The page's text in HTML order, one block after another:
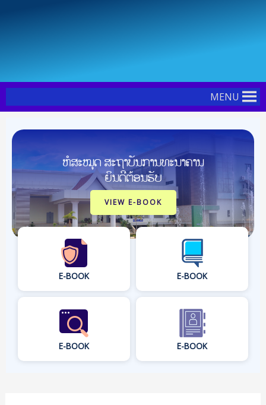
MENU
ຫໍສະໝຸດ ສະຖາບັນການທະນາຄານ
ຍິນດີຕ້ອນຮັບ
VIEW E-BOOK
E-BOOK E-BOOK
E-BOOK E-BOOK